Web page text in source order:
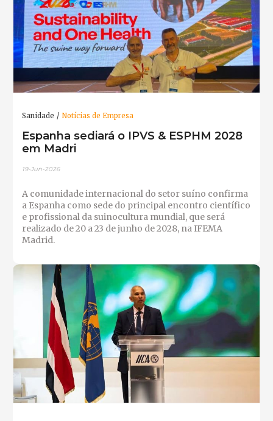
Sanidade Notícias de Empresa
Espanha sediará o IPVS & ESPHM 2028
em Madri
19-Jun-2026
A comunidade internacional do setor suíno confirma
a Espanha como sede do principal encontro científico
e profissional da suinocultura mundial, que será
realizado de 20 a 23 de junho de 2028, na IFEMA
Madrid.